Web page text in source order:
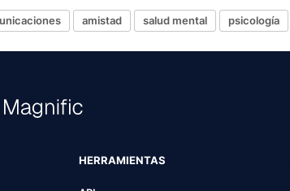
amistad salud mental psicología
HERRAMIENTAS